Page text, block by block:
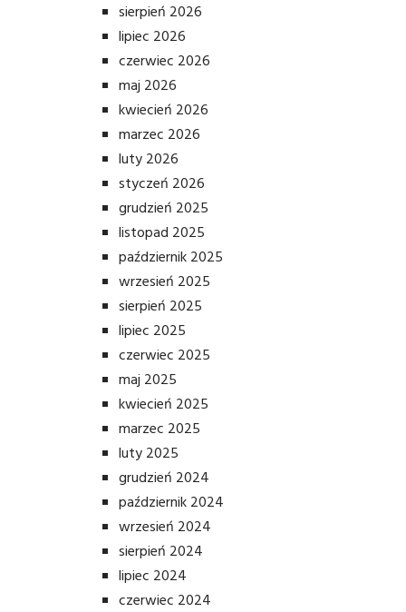
sierpień 2026
lipiec 2026
czerwiec 2026
maj 2026
kwiecień 2026
marzec 2026
luty 2026
styczeń 2026
grudzień 2025
listopad 2025
październik 2025
wrzesień 2025
sierpień 2025
lipiec 2025
czerwiec 2025
maj 2025
kwiecień 2025
marzec 2025
luty 2025
grudzień 2024
październik 2024
wrzesień 2024
sierpień 2024
lipiec 2024
czerwiec 2024